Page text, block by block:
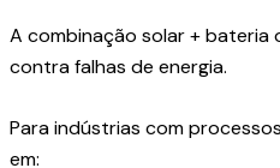
A combinação solar +
contra falhas de energia.
Para indústrias com
em: